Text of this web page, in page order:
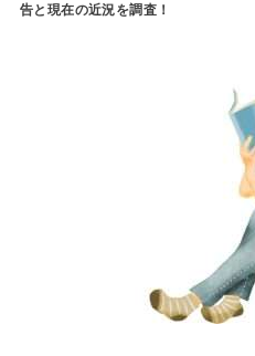
告と現在の近況を調査！